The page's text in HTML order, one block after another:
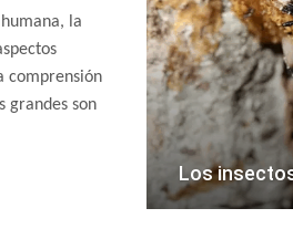
la
comprensión
grandes son
Los